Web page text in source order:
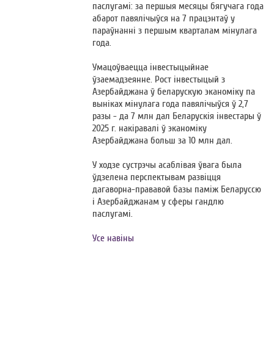
паслугамі: за першыя месяцы бягучага года
абарот павялічыўся на 7 працэнтаў у
параўнанні з першым кварталам мінулага
года.
Умацоўваецца інвестыцыйнае
ўзаемадзеянне. Рост інвестыцый з
Азербайджана ў беларускую эканоміку па
выніках мінулага года павялічыўся ў 2,7
разы - да 7 млн ​​дал Беларускія інвестары ў
2025 г. накіравалі ў эканоміку
Азербайджана больш за 10 млн дал.
У ходзе сустрэчы асаблівая ўвага была
ўдзелена перспектывам развіцця
дагаворна-прававой базы паміж Беларуссю
і Азербайджанам у сферы гандлю
паслугамі.
Усе навіны